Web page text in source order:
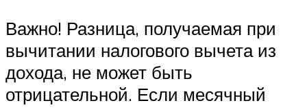
Важно! Разница, получаемая при
вычитании налогового вычета из
дохода, не может быть
отрицательной. Если месячный